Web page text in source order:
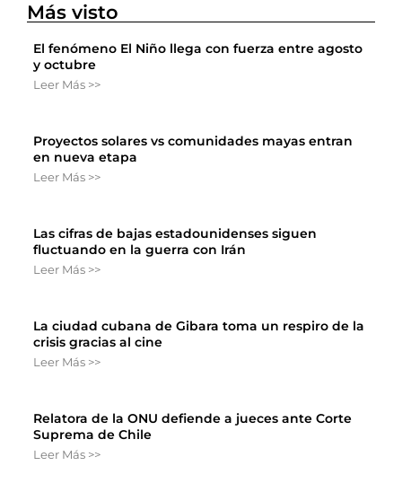
Más visto
El fenómeno El Niño llega con fuerza entre agosto
y octubre
Leer Más >>
Proyectos solares vs comunidades mayas entran
en nueva etapa
Leer Más >>
Las cifras de bajas estadounidenses siguen
fluctuando en la guerra con Irán
Leer Más >>
La ciudad cubana de Gibara toma un respiro de la
crisis gracias al cine
Leer Más >>
Relatora de la ONU defiende a jueces ante Corte
Suprema de Chile
Leer Más >>